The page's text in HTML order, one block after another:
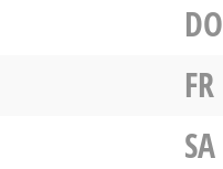
DO
FR
SA